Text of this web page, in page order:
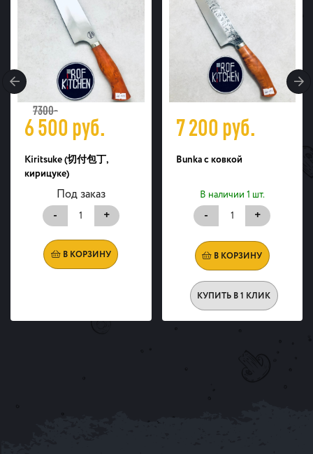
6 500руб.
7300-
Kiritsuke (切付包丁,
кирицуке)
Под заказ
-
+
В КОРЗИНУ
7 200руб.
Bunka с ковкой
В наличии 1 шт.
- +
В КОРЗИНУ
КУПИТЬ В 1 КЛИК